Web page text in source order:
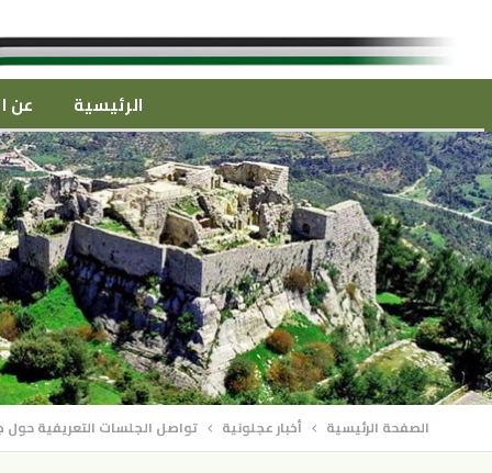
الرئيسية عن
الصفحة الرئيسية أخبار عجلونية تواصل الجلسات التعريفية حول